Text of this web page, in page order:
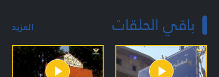
باقي الحلقات المزيد